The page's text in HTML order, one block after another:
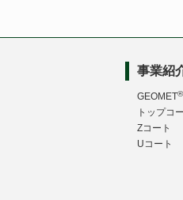
事業紹
GEOMET®
トップコ
Zコート
Uコート